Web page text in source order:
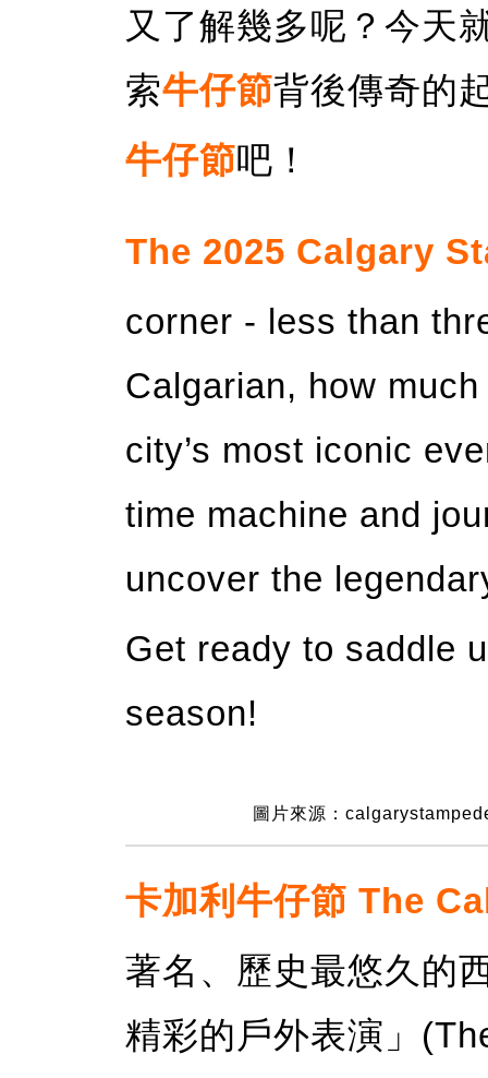
又了解幾多呢？今天
索牛仔節背後傳奇的
牛仔節吧！
The 2025 Calgary
corner - less than
Calgarian, how
city’s most iconic
time machine and
uncover the
Get ready to saddle
season!
圖片來源：
卡加利牛仔節 The
著名、歷史最悠久的
精彩的戶外表演」